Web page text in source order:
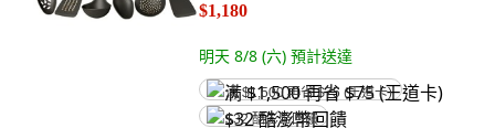
$1,180
明天 8/8 (六) 預計送達
满 $1,500 再省 $75 (王道卡)
$32 酷澎幣回饋